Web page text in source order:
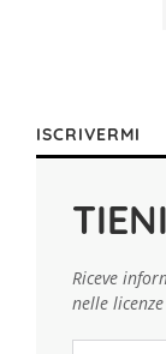
ISCRIVERMI
Riceve
nelle